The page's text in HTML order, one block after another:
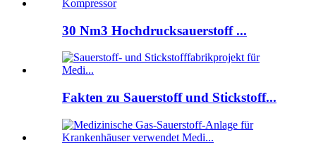
30 Nm3 Hochdrucksauerstoff ...
Fakten zu Sauerstoff und Stickstoff...